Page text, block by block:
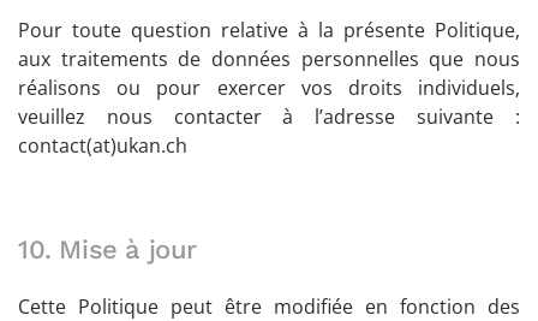
Pour toute question relative à la présente Politique,
aux traitements de données personnelles que nous
réalisons ou pour exercer vos droits individuels,
veuillez nous contacter à l’adresse suivante :
contact(at)ukan.ch
10. Mise à jour
Cette Politique peut être modifiée en fonction des